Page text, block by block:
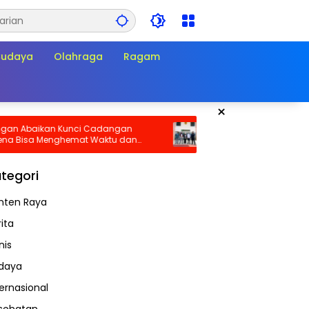
Olahraga Ragam
×
Kunci Cadangan
Menghemat Waktu dan
Darurat!
Sidang PHK Empat Pengurus
Panarub Industri Dimulai,
Busting Mulai Diuji di PHI
Raya